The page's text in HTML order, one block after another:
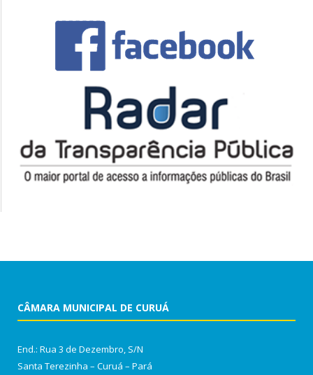
CÂMARA MUNICIPAL DE CURUÁ
End.: Rua 3 de Dezembro, S/N
Santa Terezinha – Curuá – Pará